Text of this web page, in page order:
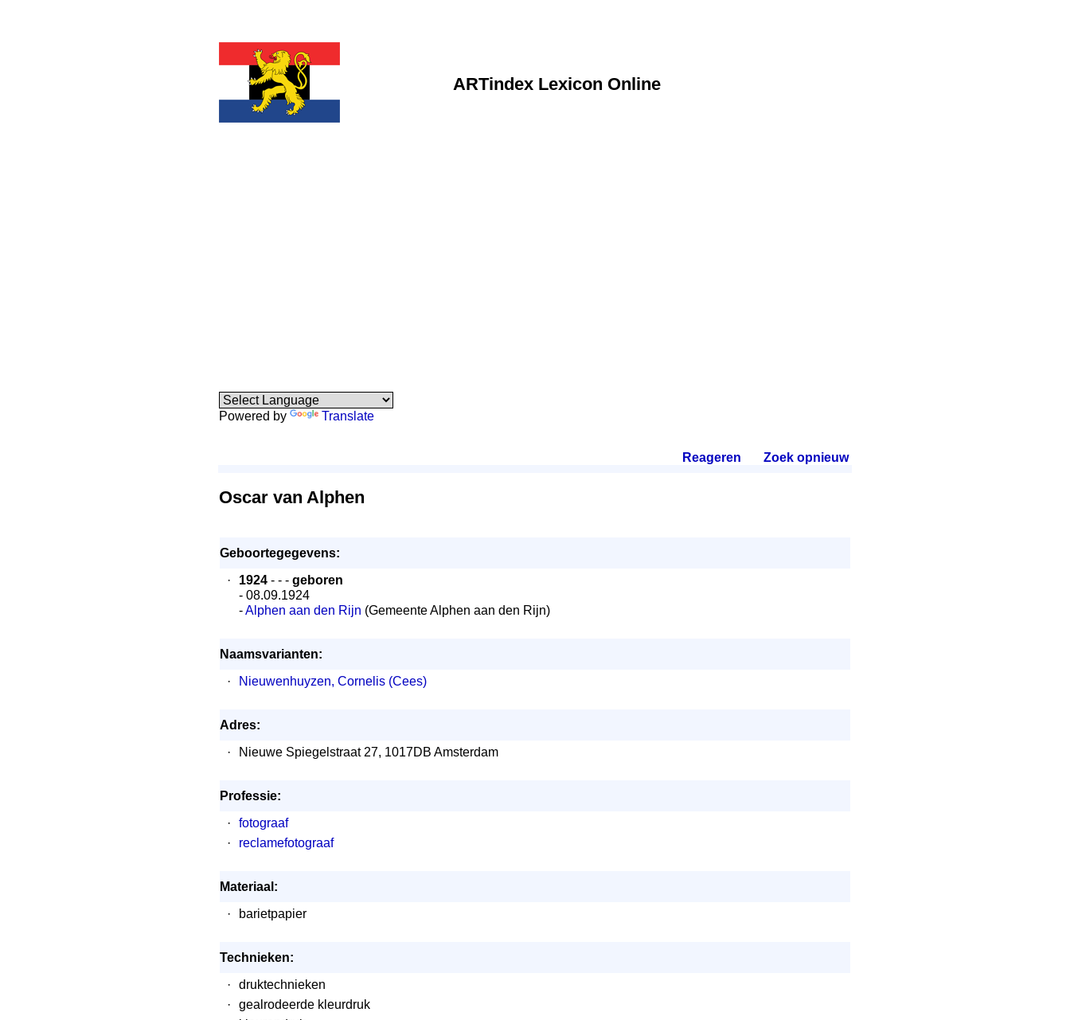
ARTindex Lexicon Online
Powered by Translate
Reageren Zoek opnieuw.
Oscar van Alphen
Geboortegegevens:
·
1924 - - - geboren
- 08.09.1924
-Alphen aan den Rijn (Gemeente Alphen aan den Rijn)
Naamsvarianten:
·
Nieuwenhuyzen, Cornelis (Cees)
Adres:
·
Nieuwe Spiegelstraat 27, 1017DB Amsterdam
Professie:
·
fotograaf
·
reclamefotograaf
Materiaal:
·
barietpapier
Technieken:
·
druktechnieken
·
gealrodeerde kleurdruk